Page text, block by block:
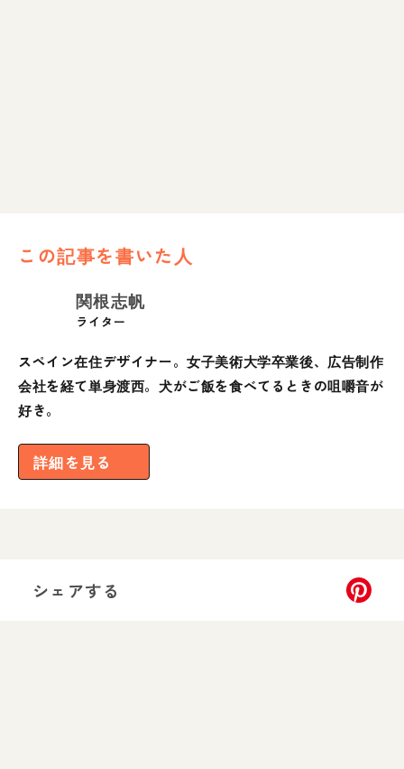
この記事を書いた人
関根志帆
ライター
スペイン在住デザイナー。女子美術大学卒業後、広告制作
会社を経て単身渡西。犬がご飯を食べてるときの咀嚼音が
好き。
詳細を見る
シェアする